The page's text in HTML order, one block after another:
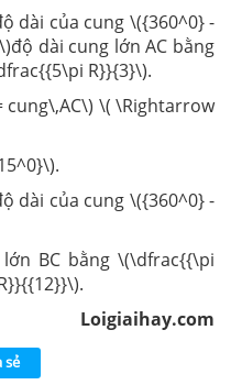
dài của cung \({360^0} -
dài cung lớn AC bằng
R}}{3}\).
cung\,AC\) \( \Rightarrow
dài của cung \({360^0} -
BC bằng \(\dfrac{{\pi
Loigiaihay.com
sẻ